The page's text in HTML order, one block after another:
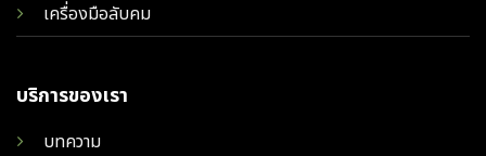
เครื่องมือลับคม
บริการของเรา
บทความ